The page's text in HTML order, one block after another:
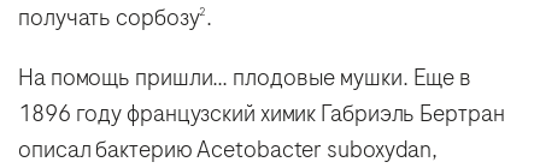
получать сорбозу2.
На помощь пришли… плодовые мушки. Еще в
1896 году французский химик Габриэль Бертран
описал бактерию Acetobacter suboxydan,